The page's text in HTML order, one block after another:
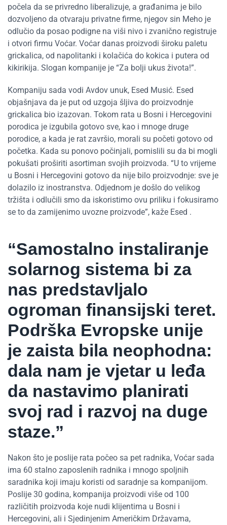
počela da se privredno liberalizuje, a građanima je bilo
dozvoljeno da otvaraju privatne firme, njegov sin Meho je
odlučio da posao podigne na viši nivo i zvanično registruje
i otvori firmu Voćar. Voćar danas proizvodi široku paletu
grickalica, od napolitanki i kolačića do kokica i putera od
kikirikija. Slogan kompanije je “Za bolji ukus života!”.
Kompaniju sada vodi Avdov unuk, Esed Musić. Esed
objašnjava da je put od uzgoja šljiva do proizvodnje
grickalica bio izazovan. Tokom rata u Bosni i Hercegovini
porodica je izgubila gotovo sve, kao i mnoge druge
porodice, a kada je rat završio, morali su početi gotovo od
početka. Kada su ponovo počinjali, pomislili su da bi mogli
pokušati proširiti asortiman svojih proizvoda. “U to vrijeme
u Bosni i Hercegovini gotovo da nije bilo proizvodnje: sve je
dolazilo iz inostranstva. Odjednom je došlo do velikog
tržišta i odlučili smo da iskoristimo ovu priliku i fokusiramo
se to da zamijenimo uvozne proizvode”, kaže Esed .
“Samostalno instaliranje
solarnog sistema bi za
nas predstavljalo
ogroman finansijski teret.
Podrška Evropske unije
je zaista bila neophodna:
dala nam je vjetar u leđa
da nastavimo planirati
svoj rad i razvoj na duge
staze.”
Nakon što je poslije rata počeo sa pet radnika, Voćar sada
ima 60 stalno zaposlenih radnika i mnogo spoljnih
saradnika koji imaju koristi od saradnje sa kompanijom.
Poslije 30 godina, kompanija proizvodi više od 100
različitih proizvoda koje nudi klijentima u Bosni i
Hercegovini, ali i Sjedinjenim Američkim Državama,